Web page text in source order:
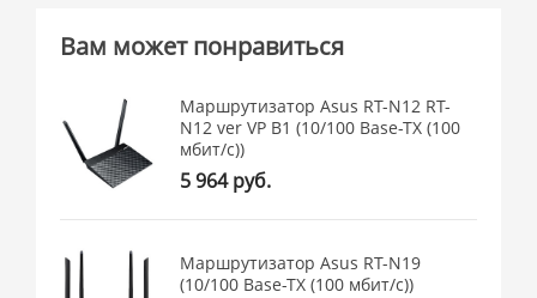
Вам может понравиться
Маршрутизатор Asus RT-N12 RT-
N12 ver VP B1 (10/100 Base-TX (100
мбит/с))
5 964 руб.
Маршрутизатор Asus RT-N19
(10/100 Base-TX (100 мбит/с))